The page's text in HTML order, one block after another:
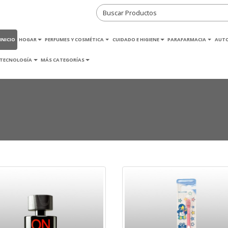
INICIO HOGAR PERFUMES Y COSMÉTICA CUIDADO E HIGIENE PARAFARMACIA
TECNOLOGÍA MÁS CATEGORÍAS